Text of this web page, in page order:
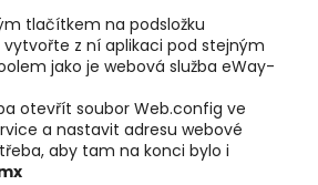
tlačítkem na podsložku
z ní aplikaci pod stejným
jako je webová služba eWay-
otevřít soubor Web.config ve
a nastavit adresu webové
aby tam na konci bylo i